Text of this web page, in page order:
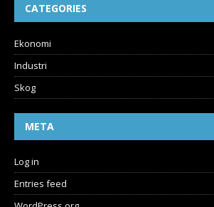
CATEGORIES
Ekonomi
Industri
Skog
META
Log in
Entries feed